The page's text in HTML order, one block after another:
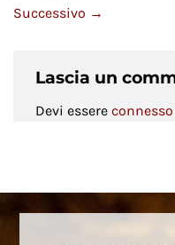
Successivo →
Lascia un
Devi essere connesso